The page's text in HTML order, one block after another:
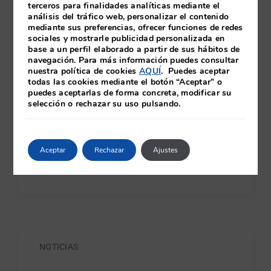
NOTICIAS
ENTREGA DEL PREMIO A
GRADUADOS EN LA ESCUELA
DE TRABAJO SOCIAL DE
Continue reading
NOTICIAS
terceros para finalidades analíticas mediante el
análisis del tráfico web, personalizar el contenido
mediante sus preferencias, ofrecer funciones de redes
sociales y mostrarle publicidad personalizada en
base a un perfil elaborado a partir de sus hábitos de
navegación. Para más información puedes consultar
nuestra política de cookies AQUÍ. Puedes aceptar
todas las cookies mediante el botón “Aceptar” o
puedes aceptarlas de forma concreta, modificar su
selección o rechazar su uso pulsando.
Aceptar Rechazar Ajustes